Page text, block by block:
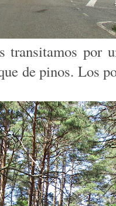
transitamos por
de pinos. Los